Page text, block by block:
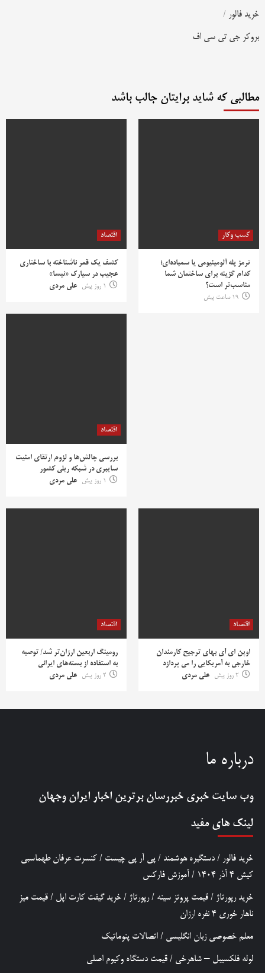
خرید فالور /
بروکر جی تی سی اف
مطالبی که شاید برایتان جالب باشد
کسب وکار
ترمز پله آلومینیومی یا سمباده‌ای؛
کدام گزینه برای ساختمان شما
مناسب‌تر است؟
19 ساعت پیش
اقتصاد
کشف یک قمر ناشناخته با ساختاری
عجیب در سیارک «نیسا»
1 روز پیش
علی مردی
اقتصاد
بررسی چالش‌ها و لزوم ارتقای امنیت
سایبری در شبکه ریلی کشور
1 روز پیش
علی مردی
اقتصاد
اوپن ای آی بهای ترجیح کارمندان
خارجی به آمریکایی را می پردازد
2 روز پیش
علی مردی
اقتصاد
رومینگ اربعین ارزان‌تر شد/ توصیه
به استفاده از بسته‌های ایرانی
2 روز پیش
علی مردی
درباره ما
وب سایت خبری خبررسان برترین اخبار ایران وجهان
لینک های مفید
خرید فالور / دستگیره هوشمند / پی آر پی چیست / کنسرت عرفان طهماسبی
کیش 4 آذر 1404
/ آموزش فارکس
خرید رپورتاژ / قیمت پروتز سینه /رپورتاژ / خرید گیفت کارت اپل / قیمت میز
ناهار خوری 4 نفره ارزان
معلم خصوصی زبان انگلیسی / اتصالات پنوماتیک
لوله فلکسیبل – شاهرخی / قیمت دستگاه وکیوم اصلی